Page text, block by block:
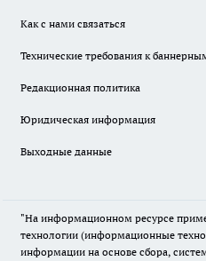
Как с нами связаться
Технические требования к
Редакционная политика
Юридическая информация
Выходные данные
"На информационном ресурсе
технологии (информационные
информации на основе сбора,